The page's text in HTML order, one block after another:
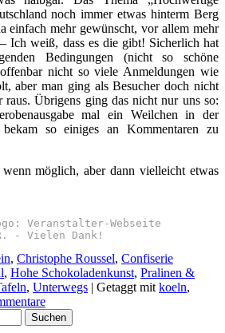
noch immer etwas hinterm Berg
einfach mehr gewünscht, vor allem mehr
Ich weiß, dass es die gibt! Sicherlich hat
Bedingungen (nicht so schöne
nicht so viele Anmeldungen wie
aber man ging als Besucher doch nicht
Übrigens ging das nicht nur uns so:
mal ein Weilchen in der
bekam so einiges an Kommentaren zu
möglich, aber dann vielleicht etwas
Veranstalter-Webseite
- Vielen Dank!
, Christophe Roussel, Confiserie
, Hohe Schokoladenkunst, Pralinen &
, Unterwegs | Getaggt mit koeln,